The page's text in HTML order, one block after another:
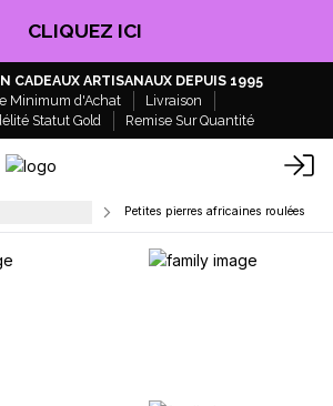
CLIQUEZ ICI
CADEAUX ARTISANAUX DEPUIS 1995
Minimum d'Achat
Livraison
Statut Gold
Remise Sur Quantité
Petites pierres africaines roulées